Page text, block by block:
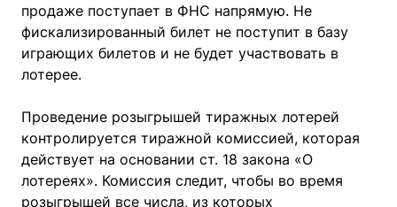
продаже поступает в ФНС напрямую. Не
фискализированный билет не поступит в базу
играющих билетов и не будет участвовать в
лотерее.
Проведение розыгрышей тиражных лотерей
контролируется тиражной комиссией, которая
действует на основании ст. 18 закона «О
лотереях». Комиссия следит, чтобы во время
розыгрышей все числа, из которых